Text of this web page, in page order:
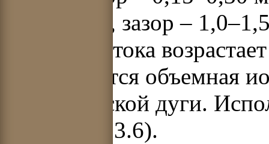
Па, зазор –
плотность тока
возбуждается объемная
электрической дуги.
(рис. 3.5 и 3.6).